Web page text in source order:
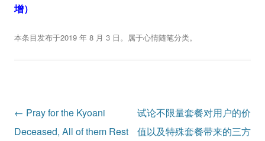
增）
本条目发布于2019 年 8 月 3 日。属于心情随笔分类。
文
章
← Pray for the Kyoani
Deceased, All of them Rest
试论不限量套餐对用户的价
值以及特殊套餐带来的三方